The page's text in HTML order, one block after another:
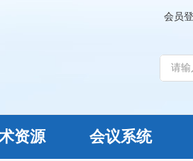
会员
资源 会议系统